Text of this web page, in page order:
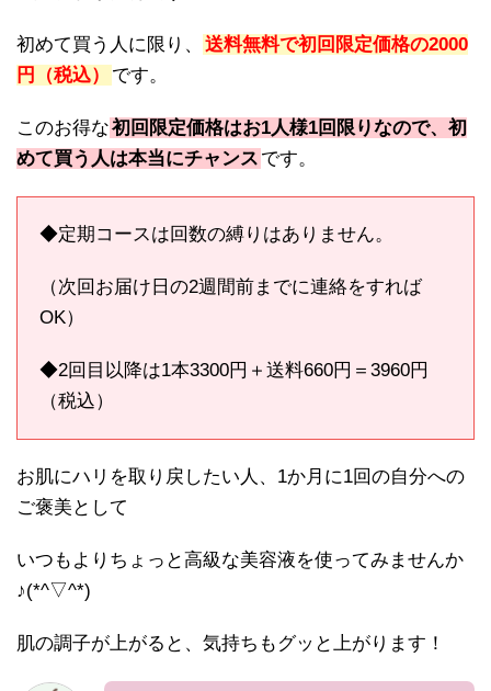
初めて買う人に限り、
送料無料で初回限定価格の2000
円（税込）
です。
このお得な初回限定価格はお1人様1回限りなので、初
めて買う人は本当にチャンス です。
◆定期コースは回数の縛りはありません。
（次回お届け日の2週間前までに連絡をすれば
OK）
◆2回目以降は1本3300円＋送料660円＝3960円
（税込）
お肌にハリを取り戻したい人、1か月に1回の自分への
ご褒美として
いつもよりちょっと高級な美容液を使ってみませんか
♪(*^▽^*)
肌の調子が上がると、気持ちもグッと上がります！